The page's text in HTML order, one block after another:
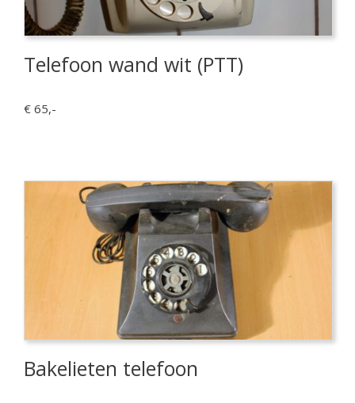
Telefoon wand wit (PTT)
€ 65,-
Bakelieten telefoon